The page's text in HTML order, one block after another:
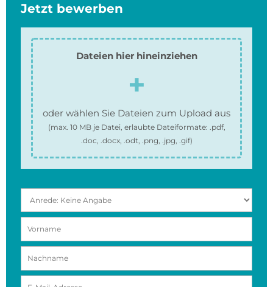
Jetzt bewerben
Dateien hier hineinziehen
oder wählen Sie Dateien zum Upload aus
(max. 10 MBje Datei, erlaubte Dateiformate: .pdf,
.doc, .docx, .odt, .png, .jpg, .gif)